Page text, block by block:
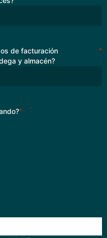
de facturación
y almacén?
*
*